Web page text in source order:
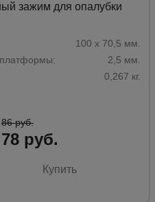
зажим для опалубки
100 х 70,5 мм.
2,5 мм.
0,267 кг.
86 руб.
78 руб.
Купить